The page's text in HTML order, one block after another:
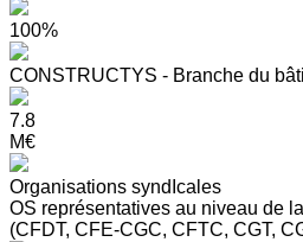
100%
CONSTRUCTYS - Branche du
7.8
M€
Organisations syndIcales
OS représentatives au niveau de
(CFDT, CFE-CGC, CFTC, CGT,